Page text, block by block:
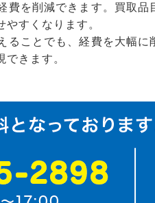
費を削減できます。買取
すくなります。
ることでも、経費を大幅
きます。